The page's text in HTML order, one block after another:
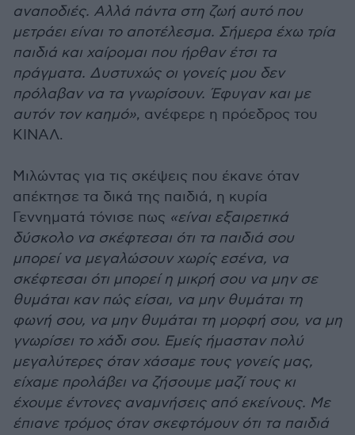
αναποδιές. Αλλά πάντα στη ζωή αυτό που
μετράει είναι το αποτέλεσμα. Σήμερα έχω τρία
παιδιά και χαίρομαι που ήρθαν έτσι τα
πράγματα. Δυστυχώς οι γονείς μου δεν
πρόλαβαν να τα γνωρίσουν. Έφυγαν και με
αυτόν τον καημό», ανέφερε η πρόεδρος του
ΚΙΝΑΛ.
Μιλώντας για τις σκέψεις που έκανε όταν
απέκτησε τα δικά της παιδιά, η κυρία
Γεννηματά τόνισε πως «είναι εξαιρετικά
δύσκολο να σκέφτεσαι ότι τα παιδιά σου
μπορεί να μεγαλώσουν χωρίς εσένα, να
σκέφτεσαι ότι μπορεί η μικρή σου να μην σε
θυμάται καν πώς είσαι, να μην θυμάται τη
φωνή σου, να μην θυμάται τη μορφή σου, να μη
γνωρίσει το χάδι σου. Εμείς ήμασταν πολύ
μεγαλύτερες όταν χάσαμε τους γονείς μας,
είχαμε προλάβει να ζήσουμε μαζί τους κι
έχουμε έντονες αναμνήσεις από εκείνους. Με
έπιανε τρόμος όταν σκεφτόμουν ότι τα παιδιά